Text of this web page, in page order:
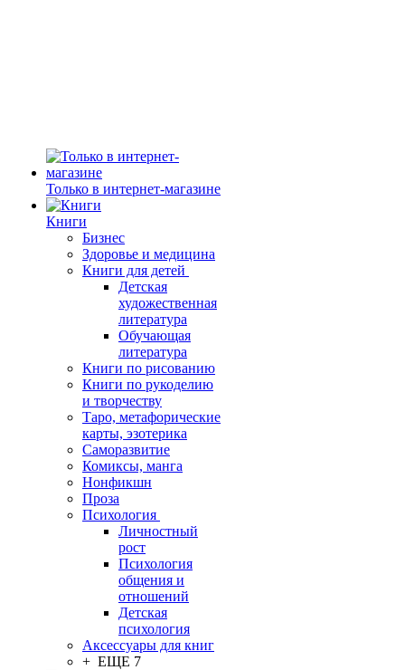
Только в интернет-магазине
Книги
Бизнес
Здоровье и медицина
Книги для детей
Детская
художественная
литература
Обучающая
литература
Книги по рисованию
Книги по рукоделию
и творчеству
Таро, метафорические
карты, эзотерика
Саморазвитие
Комиксы, манга
Нонфикшн
Проза
Психология
Личностный
рост
Психология
общения и
отношений
Детская
психология
Аксессуары для книг
+ ЕЩЕ 7